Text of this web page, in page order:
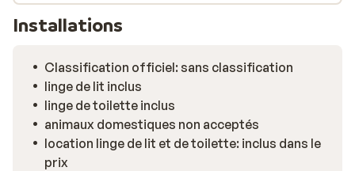
Installations
Classification officiel: sans classification
linge de lit inclus
linge de toilette inclus
animaux domestiques non acceptés
location linge de lit et de toilette: inclus dans le
prix